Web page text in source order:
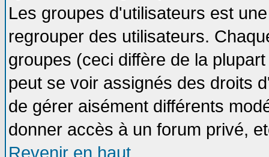
Les groupes d'utilisateurs est
regrouper des utilisateurs.
groupes (ceci diffère de la
peut se voir assignés des droits
de gérer aisément différents
donner accès à un forum privé,
Revenir en haut